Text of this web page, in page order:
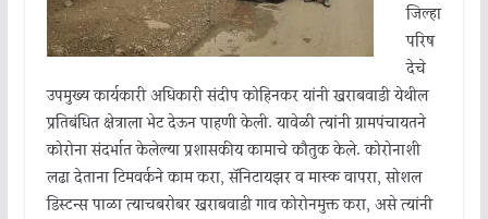
जिल्हा
परिष
देचे
उपमुख्य कार्यकारी अधिकारी संदीप कोहिनकर यांनी खराबवाडी येथील
प्रतिबंधित क्षेत्राला भेट देऊन पाहणी केली. यावेळी त्यांनी ग्रामपंचायतने
कोरोना संदर्भात केलेल्या प्रशासकीय कामाचे कौतुक केले. कोरोनाशी
लढा देताना टिमवर्कने काम करा, सॅनिटायझर व मास्क वापरा, सोशल
डिस्टन्स पाळा त्याचबरोबर खराबवाडी गाव कोरोनमुक्त करा, असे त्यांनी